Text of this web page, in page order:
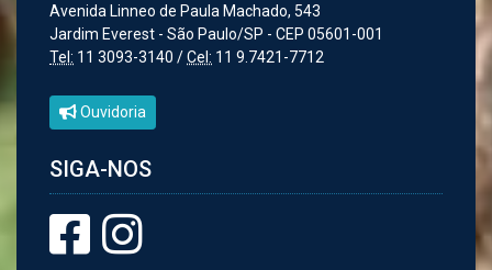
Avenida Linneo de Paula Machado, 543
Jardim Everest - São Paulo/SP - CEP 05601-001
Tel: 11 3093-3140 /Cel: 11 9.7421-7712
Ouvidoria
SIGA-NOS